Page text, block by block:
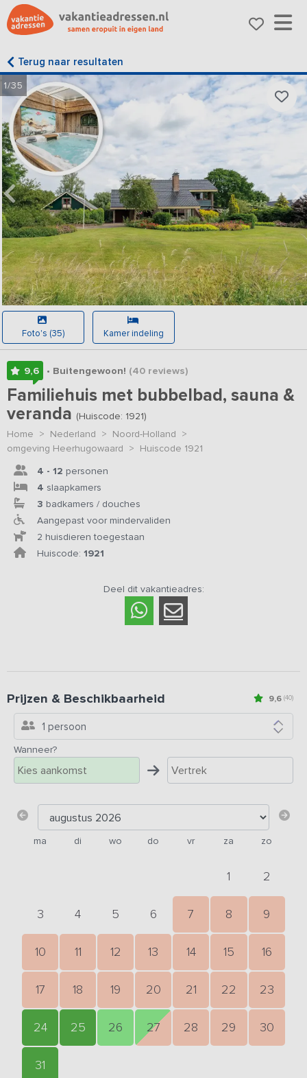
Terug naar resultaten
1/35
Foto's (35) Kamer indeling
9,6 • Buitengewoon! (40reviews)
Familiehuis met bubbelbad, sauna &
veranda (Huiscode: 1921)
Home > Nederland > Noord-Holland >
omgeving Heerhugowaard > Huiscode 1921
4 - 12 personen
4 slaapkamers
3 badkamers / douches
Aangepast voor mindervaliden
2 huisdieren toegestaan
Huiscode: 1921
Deel dit vakantieadres:
9,6 (40)
Prijzen & Beschikbaarheid
1 persoon
Wanneer?
ma di wo do vr za zo
1 2
3 4 5 6 7 8 9
10 11 12 13 14 15 16
17 18 19 20 21 22 23
24 25 26 27 28 29 30
31